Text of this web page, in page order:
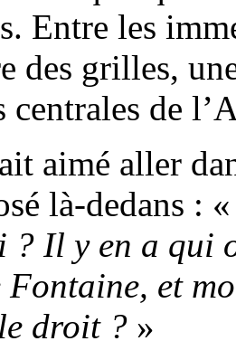
Entre les
des grilles,
centrales de
aimé aller
là-dedans :
? Il y en a qui
Fontaine, et
droit ? »